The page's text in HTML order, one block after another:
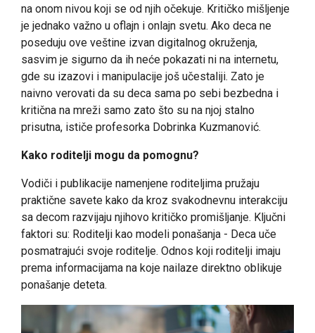
na onom nivou koji se od njih očekuje. Kritičko mišljenje
je jednako važno u oflajn i onlajn svetu. Ako deca ne
poseduju ove veštine izvan digitalnog okruženja,
sasvim je sigurno da ih neće pokazati ni na internetu,
gde su izazovi i manipulacije još učestaliji. Zato je
naivno verovati da su deca sama po sebi bezbedna i
kritična na mreži samo zato što su na njoj stalno
prisutna, ističe profesorka Dobrinka Kuzmanović.
Kako roditelji mogu da pomognu?
Vodiči i publikacije namenjene roditeljima pružaju
praktične savete kako da kroz svakodnevnu interakciju
sa decom razvijaju njihovo kritičko promišljanje. Ključni
faktori su: Roditelji kao modeli ponašanja - Deca uče
posmatrajući svoje roditelje. Odnos koji roditelji imaju
prema informacijama na koje nailaze direktno oblikuje
ponašanje deteta.